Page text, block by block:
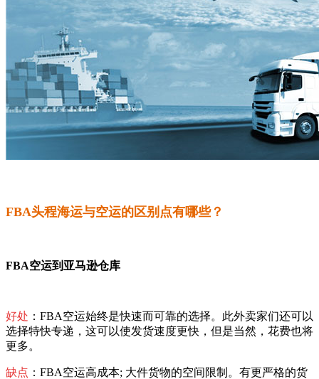
FBA头程海运与空运的区别点有哪些？
FBA空运到亚马逊仓库
好处 ：FBA空运始终是快速而可靠的选择。此外卖家们还可以
选择特快专递，这可以使发货速度更快，但是当然，花费也将
更多。
缺点 ：FBA空运高成本; 大件货物的空间限制。有更严格的货